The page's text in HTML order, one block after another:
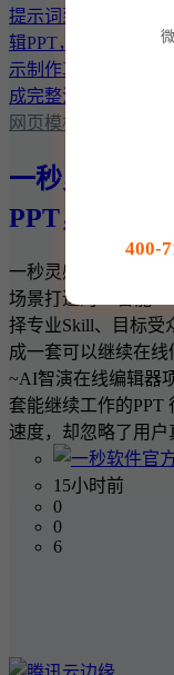
网页模板
一秒灵感~AI
PPT，让演示
一秒灵感~AI智演是
场景打造的AI智能
择专业Skill、目标受
成一套可以继续在
~AI智演在线编辑器
套能继续工作的PPT
速度，却忽略了用
15小时前
0
0
6
400-